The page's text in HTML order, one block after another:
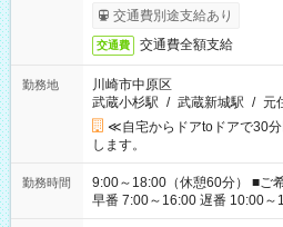
交通費別途支給あり
交通費 交通費全額支給
勤務地
川崎市中原区
武蔵小杉駅 / 武蔵新城駅 / 元
≪自宅からドアtoドアで30
します。
勤務時間
9:00～18:00（休憩60分） ■ご希望があれば下記シフトもOK！
早番 7:00～16:00 遅番 10:00～
と休みを合わせたい」 「余裕